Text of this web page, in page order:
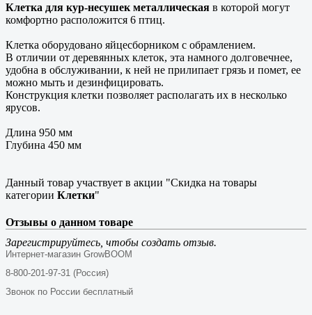
Клетка для кур-несушек металлическая в которой могут
комфортно расположится 6 птиц.
Клетка оборудовано яйцесборником с обрамлением.
В отличии от деревянных клеток, эта намного долговечнее,
удобна в обслуживании, к ней не прилипает грязь и помет, ее
можно мыть и дезинфицировать.
Конструкция клетки позволяет располагать их в несколько
ярусов.
Длина 950 мм
Глубина 450 мм
Данный товар участвует в акции "Скидка на товары
категории Клетки"
Отзывы о данном товаре
Зарегистрируйтесь, чтобы создать отзыв.
Интернет-магазин GrowBOOM
8-800-201-97-31 (Россия)
Звонок по России бесплатный